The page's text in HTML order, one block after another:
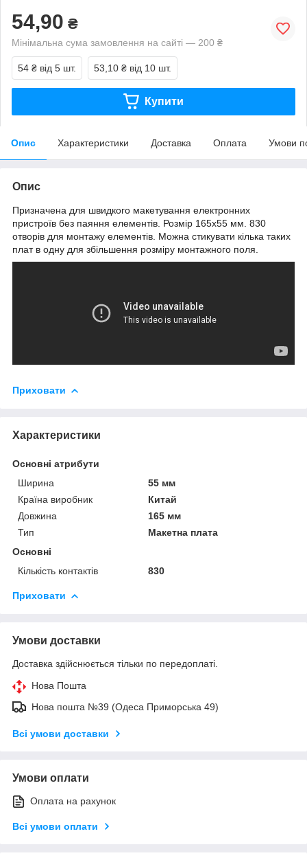
54,90 ₴
Мінімальна сума замовлення на сайті — 200 ₴
54 ₴ від 5 шт. 53,10 ₴ від 10 шт.
Купити
Опис Характеристики Доставка Оплата Умови
Опис
Призначена для швидкого макетування електронних
пристроїв без паяння елементів. Розмір 165х55 мм. 830
отворів для монтажу елементів. Можна стикувати кілька таких
плат в одну для збільшення розміру монтажного поля.
Приховати
Характеристики
Основні атрибути
Ширина
55 мм
Країна виробник
Китай
Довжина
165 мм
Тип
Макетна плата
Основні
Кількість контактів
830
Приховати
Умови доставки
Доставка здійснюється тільки по передоплаті.
Нова Пошта
Нова пошта №39 (Одеса Приморська 49)
Всі умови доставки
Умови оплати
Оплата на рахунок
Всі умови оплати